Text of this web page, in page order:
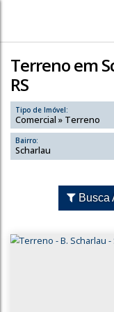
Terreno em
RS
Tipo de Imóvel:
Comercial » Terreno
Bairro:
Busca